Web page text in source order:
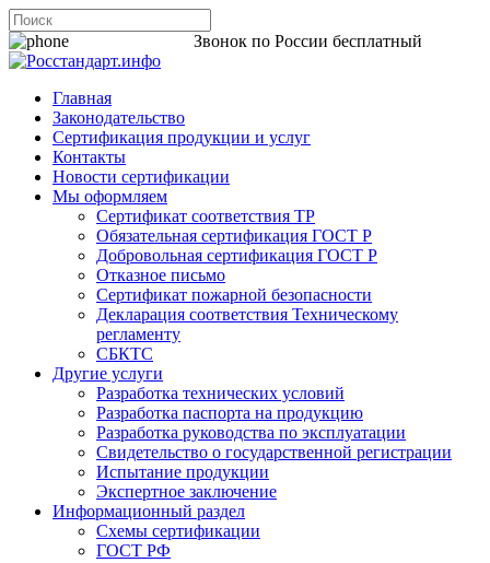
Звонок по России бесплатный
Главная
Законодательство
Сертификация продукции и услуг
Контакты
Новости сертификации
Мы оформляем
Сертификат соответствия ТР
Обязательная сертификация ГОСТ Р
Добровольная сертификация ГОСТ Р
Отказное письмо
Сертификат пожарной безопасности
Декларация соответствия Техническому
регламенту
СБКТС
Другие услуги
Разработка технических условий
Разработка паспорта на продукцию
Разработка руководства по эксплуатации
Свидетельство о государственной регистрации
Испытание продукции
Экспертное заключение
Информационный раздел
Схемы сертификации
ГОСТ РФ